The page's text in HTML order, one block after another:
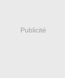
Publicité